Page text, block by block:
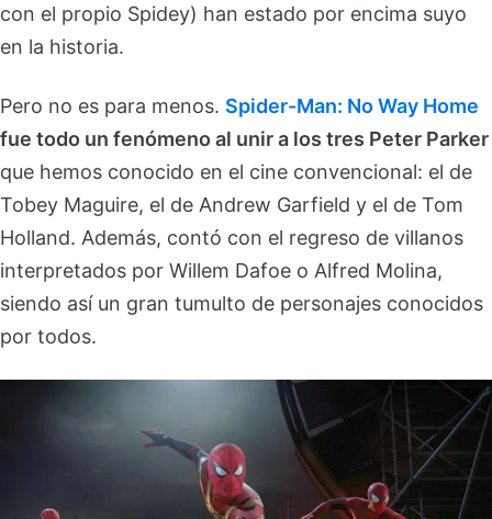
con el propio Spidey) han estado por encima suyo
en la historia.
Pero no es para menos. Spider-Man: No Way Home
fue todo un fenómeno al unir a los tres Peter Parker
que hemos conocido en el cine convencional: el de
Tobey Maguire, el de Andrew Garfield y el de Tom
Holland. Además, contó con el regreso de villanos
interpretados por Willem Dafoe o Alfred Molina,
siendo así un gran tumulto de personajes conocidos
por todos.